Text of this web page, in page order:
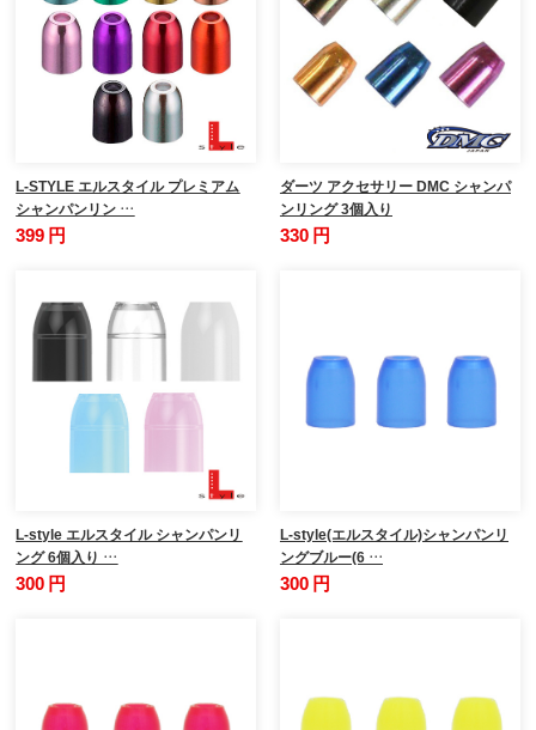
L-STYLE エルスタイル プレミアム
シャンパンリン …
399 円
ダーツ アクセサリー DMC シャンパ
ンリング 3個入り
330 円
L-style エルスタイル シャンパンリ
ング 6個入り …
300 円
L-style(エルスタイル)シャンパンリ
ングブルー(6 …
300 円